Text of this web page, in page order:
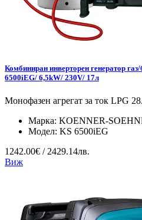
Комбиниран инверторен генератор
6500iEG/ 6,5kW/ 230V/ 17л
Монофазен агрегат за ток LPG
Марка: KOENNER-
Модел: KS 6500iEG
1242.00€ / 2429.14лв.
Виж